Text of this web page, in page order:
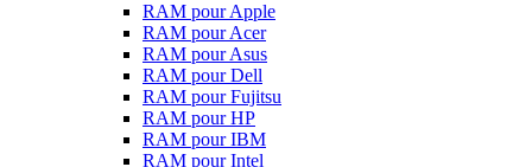
RAM pour Apple
RAM pour Acer
RAM pour Asus
RAM pour Dell
RAM pour Fujitsu
RAM pour HP
RAM pour IBM
RAM pour Intel